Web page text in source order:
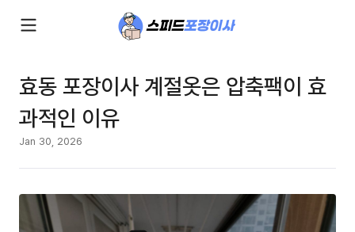
효동 포장이사 계절옷은 압축팩이 효
과적인 이유
Jan 30, 2026